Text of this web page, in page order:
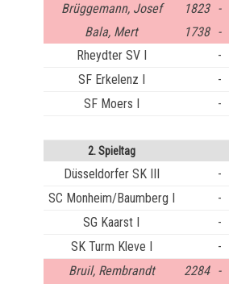
Brüggemann, Josef
1823 -
Bala, Mert
1738 -
Rheydter SV I
-
SF Erkelenz I
-
SF Moers I
-
2. Spieltag
Düsseldorfer SK III -
SC Monheim/Baumberg I
-
SG Kaarst I
-
SK Turm Kleve I
-
Bruil, Rembrandt
2284 -